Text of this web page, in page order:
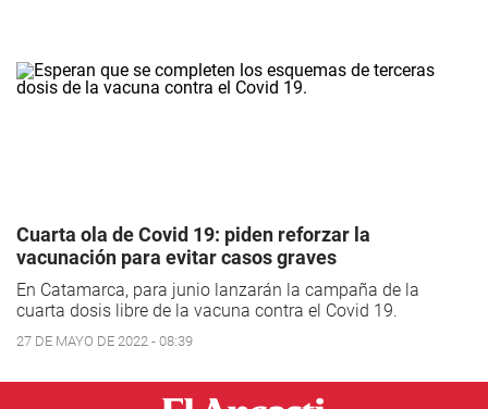
Cuarta ola de Covid 19: piden reforzar la
vacunación para evitar casos graves
En Catamarca, para junio lanzarán la campaña de la
cuarta dosis libre de la vacuna contra el Covid 19.
27 DE MAYO DE 2022 - 08:39